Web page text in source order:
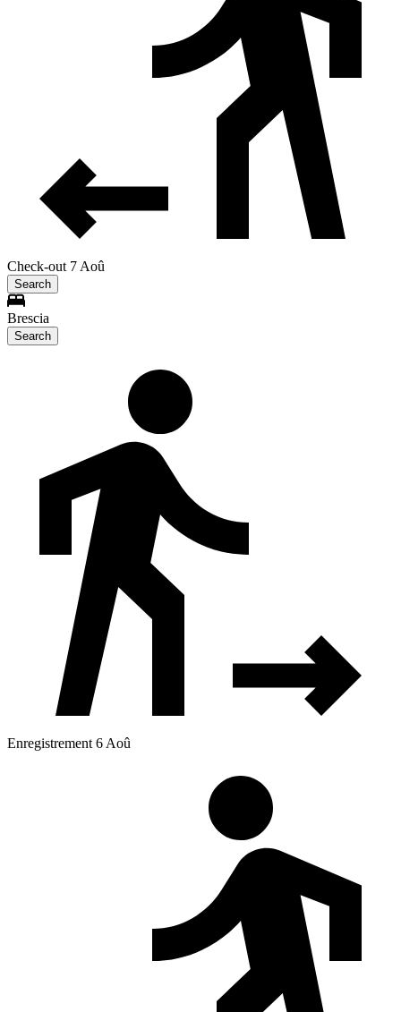
Check-out 7 Aoû
Search
Brescia
Search
Enregistrement 6 Aoû